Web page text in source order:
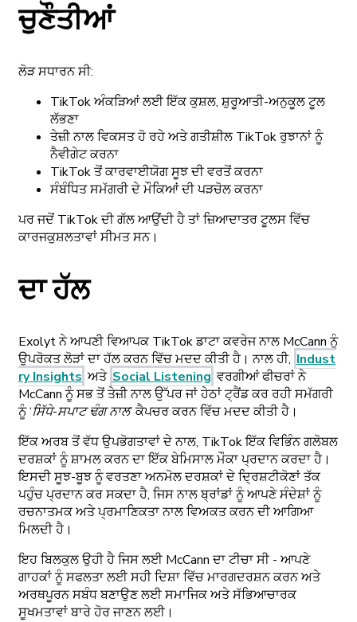
ਚੁਣੌਤੀਆਂ
ਲੋੜ ਸਧਾਰਨ ਸੀ:
TikTok ਅੰਕੜਿਆਂ ਲਈ ਇੱਕ ਕੁਸ਼ਲ, ਸ਼ੁਰੂਆਤੀ-ਅਨੁਕੂਲ ਟੂਲ
ਲੱਭਣਾ
ਤੇਜ਼ੀ ਨਾਲ ਵਿਕਸਤ ਹੋ ਰਹੇ ਅਤੇ ਗਤੀਸ਼ੀਲ TikTok ਰੁਝਾਨਾਂ ਨੂੰ
ਨੈਵੀਗੇਟ ਕਰਨਾ
TikTok ਤੋਂ ਕਾਰਵਾਈਯੋਗ ਸੂਝ ਦੀ ਵਰਤੋਂ ਕਰਨਾ
ਸੰਬੰਧਿਤ ਸਮੱਗਰੀ ਦੇ ਮੌਕਿਆਂ ਦੀ ਪੜਚੋਲ ਕਰਨਾ
ਪਰ ਜਦੋਂ TikTok ਦੀ ਗੱਲ ਆਉਂਦੀ ਹੈ ਤਾਂ ਜ਼ਿਆਦਾਤਰ ਟੂਲਸ ਵਿੱਚ
ਕਾਰਜਕੁਸ਼ਲਤਾਵਾਂ ਸੀਮਤ ਸਨ।
ਦਾ ਹੱਲ
Exolyt ਨੇ ਆਪਣੀ ਵਿਆਪਕ TikTok ਡਾਟਾ ਕਵਰੇਜ ਨਾਲ McCann ਨੂੰ
ਉਪਰੋਕਤ ਲੋੜਾਂ ਦਾ ਹੱਲ ਕਰਨ ਵਿੱਚ ਮਦਦ ਕੀਤੀ ਹੈ। ਨਾਲ ਹੀ, Indust
ry Insights ਅਤੇ Social Listening ਵਰਗੀਆਂ ਫੀਚਰਾਂ ਨੇ
McCann ਨੂੰ ਸਭ ਤੋਂ ਤੇਜ਼ੀ ਨਾਲ ਉੱਪਰ ਜਾਂ ਹੇਠਾਂ ਟ੍ਰੈਂਡ ਕਰ ਰਹੀ ਸਮੱਗਰੀ
ਨੂੰ ‘ਸਿੱਧੇ-ਸਪਾਟ ਢੰਗ ਨਾਲ’ ਕੈਪਚਰ ਕਰਨ ਵਿੱਚ ਮਦਦ ਕੀਤੀ ਹੈ।
ਇੱਕ ਅਰਬ ਤੋਂ ਵੱਧ ਉਪਭੋਗਤਾਵਾਂ ਦੇ ਨਾਲ, TikTok ਇੱਕ ਵਿਭਿੰਨ ਗਲੋਬਲ
ਦਰਸ਼ਕਾਂ ਨੂੰ ਸ਼ਾਮਲ ਕਰਨ ਦਾ ਇੱਕ ਬੇਮਿਸਾਲ ਮੌਕਾ ਪ੍ਰਦਾਨ ਕਰਦਾ ਹੈ।
ਇਸਦੀ ਸੂਝ-ਬੂਝ ਨੂੰ ਵਰਤਣਾ ਅਨਮੋਲ ਦਰਸ਼ਕਾਂ ਦੇ ਦ੍ਰਿਸ਼ਟੀਕੋਣਾਂ ਤੱਕ
ਪਹੁੰਚ ਪ੍ਰਦਾਨ ਕਰ ਸਕਦਾ ਹੈ, ਜਿਸ ਨਾਲ ਬ੍ਰਾਂਡਾਂ ਨੂੰ ਆਪਣੇ ਸੰਦੇਸ਼ਾਂ ਨੂੰ
ਰਚਨਾਤਮਕ ਅਤੇ ਪ੍ਰਮਾਣਿਕਤਾ ਨਾਲ ਵਿਅਕਤ ਕਰਨ ਦੀ ਆਗਿਆ
ਮਿਲਦੀ ਹੈ।
ਇਹ ਬਿਲਕੁਲ ਉਹੀ ਹੈ ਜਿਸ ਲਈ McCann ਦਾ ਟੀਚਾ ਸੀ - ਆਪਣੇ
ਗਾਹਕਾਂ ਨੂੰ ਸਫਲਤਾ ਲਈ ਸਹੀ ਦਿਸ਼ਾ ਵਿੱਚ ਮਾਰਗਦਰਸ਼ਨ ਕਰਨ ਅਤੇ
ਅਰਥਪੂਰਨ ਸਬੰਧ ਬਣਾਉਣ ਲਈ ਸਮਾਜਿਕ ਅਤੇ ਸੱਭਿਆਚਾਰਕ
ਸੂਖਮਤਾਵਾਂ ਬਾਰੇ ਹੋਰ ਜਾਣਨ ਲਈ।